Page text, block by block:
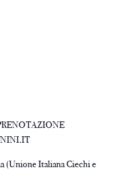
(Unione Italiana Ciechi e